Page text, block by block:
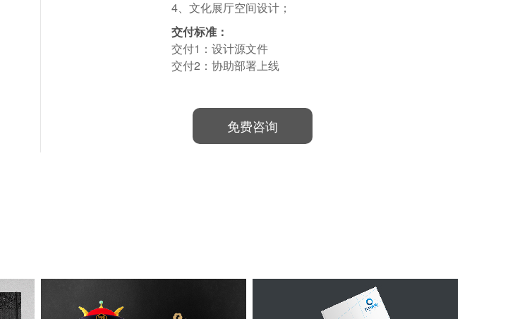
4、文化展厅空间设计；
交付标准：
交付1：设计源文件
交付2：协助部署上线
免费咨询